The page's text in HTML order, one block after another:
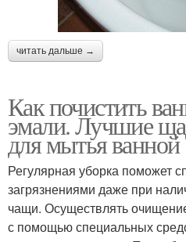
читать дальше →
Как почистить
эмали. Лучшие
для мытья ванной
Регулярная уборка поможет
загрязнениями даже при
чащи. Осуществлять
с помощью специальных